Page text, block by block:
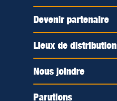
Devenir partenaire
Lieux de distribution
Nous joindre
Parutions